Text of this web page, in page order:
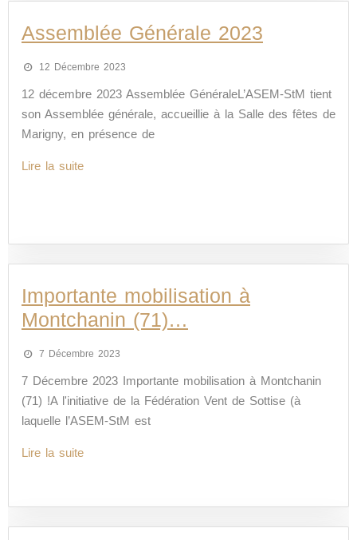
Assemblée Générale 2023
12 Décembre 2023
12 décembre 2023 Assemblée GénéraleL’ASEM-StM tient
son Assemblée générale, accueillie à la Salle des fêtes de
Marigny, en présence de
Lire la suite
Importante mobilisation à
Montchanin (71)…
7 Décembre 2023
7 Décembre 2023 Importante mobilisation à Montchanin
(71) !A l'initiative de la Fédération Vent de Sottise (à
laquelle l’ASEM-StM est
Lire la suite